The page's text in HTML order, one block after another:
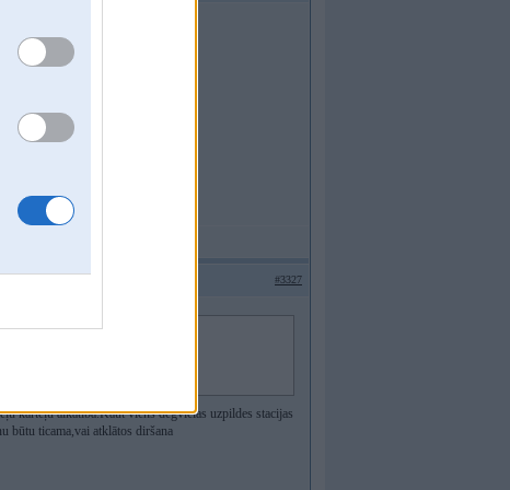
nav nekāda sakara...
#3327
nav nekāda sakara...
karteļu alkatība.Kaut viens degvielas uzpildes stacijas
būtu ticama,vai atklātos diršana